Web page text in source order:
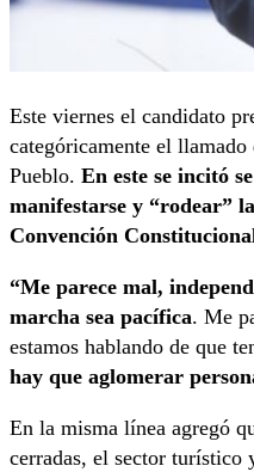
Este viernes el candidato
categóricamente el
Pueblo. En este se incitó
manifestarse y “rodear”
Convención
“Me parece mal,
marcha sea pacífica. Me
estamos hablando de que
hay que aglomerar
En la misma línea agregó
cerradas, el sector turístico